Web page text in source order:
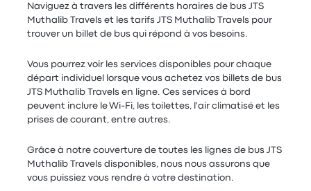
Naviguez à travers les différents horaires de bus JTS
Muthalib Travels et les tarifs JTS Muthalib Travels pour
trouver un billet de bus qui répond à vos besoins.
Vous pourrez voir les services disponibles pour chaque
départ individuel lorsque vous achetez vos billets de bus
JTS Muthalib Travels en ligne. Ces services à bord
peuvent inclure le Wi-Fi, les toilettes, l'air climatisé et les
prises de courant, entre autres.
Grâce à notre couverture de toutes les lignes de bus JTS
Muthalib Travels disponibles, nous nous assurons que
vous puissiez vous rendre à votre destination.